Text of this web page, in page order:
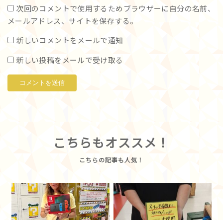
次回のコメントで使用するためブラウザーに自分の名前、
メールアドレス、サイトを保存する。
新しいコメントをメールで通知
新しい投稿をメールで受け取る
こちらもオススメ！